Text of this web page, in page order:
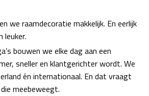
we raamdecoratie makkelijk. En eerlijk
leuker.
bouwen we elke dag aan een
sneller en klantgerichter wordt. We
én internationaal. En dat vraagt
meebeweegt.